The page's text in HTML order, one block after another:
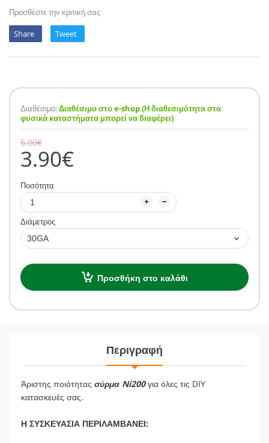
YUM!
Προσθέστε την κριτική σας
Share
Tweet
Διαθέσιμο:Διαθέσιμο στο e-shop (Η διαθεσιμότητα στα
φυσικά καταστήματα μπορεί να διαφέρει)
3.90€
6.00€
Ποσότητα
Διάμετρος
Προσθήκη στο καλάθι
Περιγραφή
Άριστης ποιότητας σύρμα Ni200για όλες τις DIY
κατασκευές σας.
Η ΣΥΣΚΕΥΑΣΙΑ ΠΕΡΙΛΑΜΒΑΝΕΙ: